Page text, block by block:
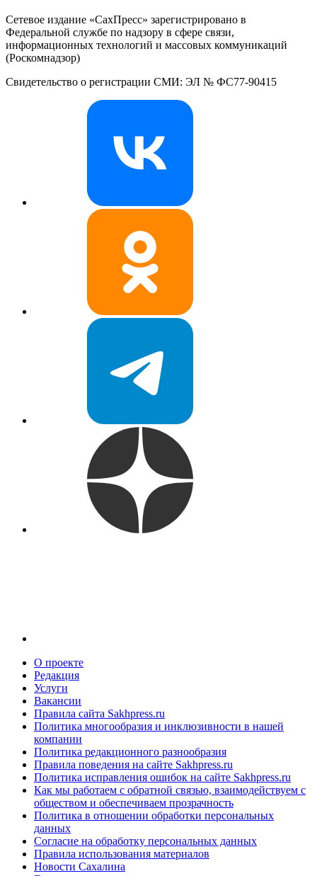
Сетевое издание «СахПресс» зарегистрировано в
Федеральной службе по надзору в сфере связи,
информационных технологий и массовых коммуникаций
(Роскомнадзор)
Свидетельство о регистрации СМИ: ЭЛ № ФС77-90415
О проекте
Редакция
Услуги
Вакансии
Правила сайта Sakhpress.ru
Политика многообразия и инклюзивности в нашей
компании
Политика редакционного разнообразия
Правила поведения на сайте Sakhpress.ru
Политика исправления ошибок на сайте Sakhpress.ru
Как мы работаем с обратной связью, взаимодействуем с
обществом и обеспечиваем прозрачность
Политика в отношении обработки персональных
данных
Согласие на обработку персональных данных
Правила использования материалов
Новости Сахалина